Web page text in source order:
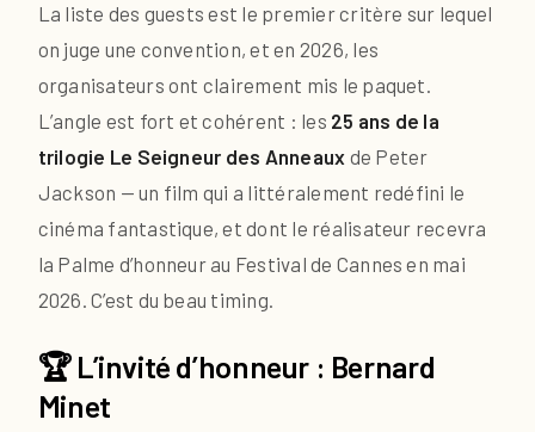
La liste des guests est le premier critère sur lequel
on juge une convention, et en 2026, les
organisateurs ont clairement mis le paquet.
L’angle est fort et cohérent : les 25 ans de la
trilogie Le Seigneur des Anneaux de Peter
Jackson — un film qui a littéralement redéfini le
cinéma fantastique, et dont le réalisateur recevra
la Palme d’honneur au Festival de Cannes en mai
2026. C’est du beau timing.
🏆 L’invité d’honneur : Bernard
Minet